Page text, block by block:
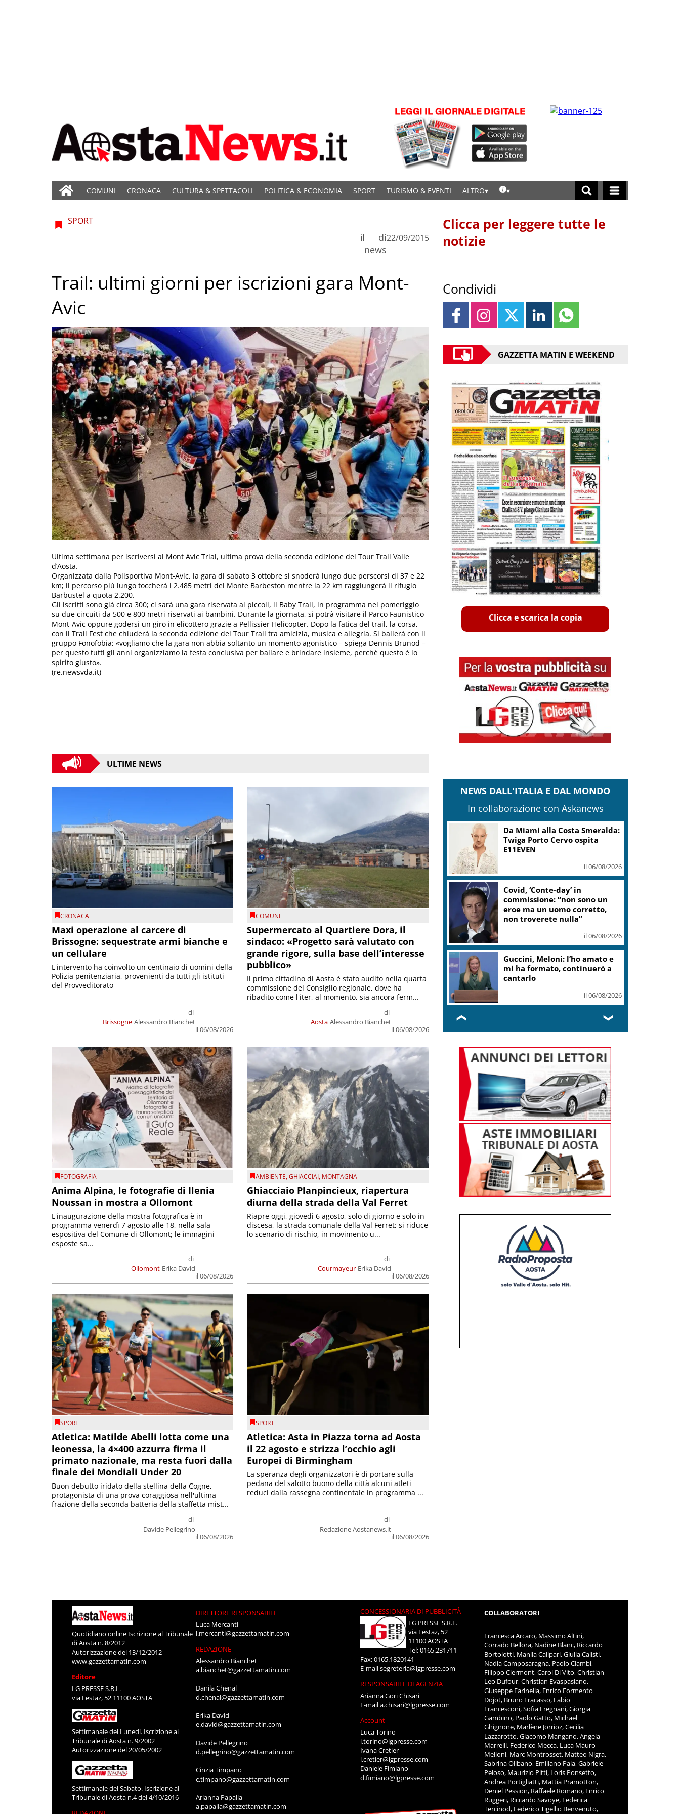
COMUNI CRONACA CULTURA & SPETTACOLI POLITICA & ECONOMIA SPORT TURISMO & EVENTI ALTRO
SPORT
di
news
il 22/09/2015
Trail: ultimi giorni per iscrizioni gara Mont-
Avic
Ultima settimana per iscriversi al Mont Avic Trial, ultima prova della seconda edizione del Tour Trail Valle
d’Aosta.
Organizzata dalla Polisportiva Mont-Avic, la gara di sabato 3 ottobre si snoderà lungo due perscorsi di 37 e 22
km; il percorso più lungo toccherà i 2.485 metri del Monte Barbeston mentre la 22 km raggiungerà il rifugio
Barbustel a quota 2.200.
Gli iscritti sono già circa 300; ci sarà una gara riservata ai piccoli, il Baby Trail, in programma nel pomeriggio
su due circuiti da 500 e 800 metri riservati ai bambini. Durante la giornata, si potrà visitare il Parco Faunistico
Mont-Avic oppure godersi un giro in elicottero grazie a Pellissier Helicopter. Dopo la fatica del trail, la corsa,
con il Trail Fest che chiuderà la seconda edizione del Tour Trail tra amicizia, musica e allegria. Si ballerà con il
gruppo Fonofobia; «vogliamo che la gara non abbia soltanto un momento agonistico – spiega Dennis Brunod –
per questo tutti gli anni organizziamo la festa conclusiva per ballare e brindare insieme, perchè questo è lo
spirito giusto».
(re.newsvda.it)
ULTIME NEWS
CRONACA
Maxi operazione al carcere di
Brissogne: sequestrate armi bianche e
un cellulare
Brissogne
di
Alessandro Bianchet
il 06/08/2026
L'intervento ha coinvolto un centinaio di uomini della
Polizia penitenziaria, provenienti da tutti gli istituti
del Provveditorato
COMUNI
Supermercato al Quartiere Dora, il
sindaco: «Progetto sarà valutato con
grande rigore, sulla base dell’interesse
pubblico»
Aosta
di
Alessandro Bianchet
il 06/08/2026
Il primo cittadino di Aosta è stato audito nella quarta
commissione del Consiglio regionale, dove ha
ribadito come l'iter, al momento, sia ancora ferm...
FOTOGRAFIA
Anima Alpina, le fotografie di Ilenia
Noussan in mostra a Ollomont
Ollomont
di
Erika David
il 06/08/2026
L'inaugurazione della mostra fotografica è in
programma venerdì 7 agosto alle 18, nella sala
espositiva del Comune di Ollomont; le immagini
esposte sa...
AMBIENTE,GHIACCIAI, MONTAGNA
Ghiacciaio Planpincieux, riapertura
diurna della strada della Val Ferret
Courmayeur
di
Erika David
il 06/08/2026
Riapre oggi, giovedì 6 agosto, solo di giorno e solo in
discesa, la strada comunale della Val Ferret; si riduce
lo scenario di rischio, in movimento u...
SPORT
Atletica: Matilde Abelli lotta come una
leonessa, la 4×400 azzurra firma il
primato nazionale, ma resta fuori dalla
finale dei Mondiali Under 20
di
Davide Pellegrino
il 06/08/2026
Buon debutto iridato della stellina della Cogne,
protagonista di una prova coraggiosa nell'ultima
frazione della seconda batteria della staffetta mist...
SPORT
Atletica: Asta in Piazza torna ad Aosta
il 22 agosto e strizza l’occhio agli
Europei di Birmingham
di
Redazione Aostanews.it
il 06/08/2026
La speranza degli organizzatori è di portare sulla
pedana del salotto buono della città alcuni atleti
reduci dalla rassegna continentale in programma ...
Clicca per leggere tutte le
notizie
Condividi
GAZZETTA MATIN E WEEKEND
Clicca e scarica la copia
NEWS DALL'ITALIA E DAL MONDO
In collaborazione con Askanews
Da Miami alla Costa Smeralda:
Twiga Porto Cervo ospita
E11EVEN
il 06/08/2026
Covid, ‘Conte-day’ in
commissione: “non sono un
eroe ma un uomo corretto,
non troverete nulla”
il 06/08/2026
Guccini, Meloni: l’ho amato e
mi ha formato, continuerò a
cantarlo
il 06/08/2026
❮ ❯
Quotidiano online Iscrizione al Tribunale
di Aosta n. 8/2012
Autorizzazione del 13/12/2012
www.gazzettamatin.com
Editore
LG PRESSE S.R.L.
via Festaz, 52 11100 AOSTA
Settimanale del Lunedì. Iscrizione al
Tribunale di Aosta n. 9/2002
Autorizzazione del 20/05/2002
Settimanale del Sabato. Iscrizione al
Tribunale di Aosta n.4 del 4/10/2016
DIRETTORE RESPONSABILE
Luca Mercanti
l.mercanti@gazzettamatin.com
REDAZIONE
Alessandro Bianchet
a.bianchet@gazzettamatin.com
Danila Chenal
d.chenal@gazzettamatin.com
Erika David
e.david@gazzettamatin.com
Davide Pellegrino
d.pellegrino@gazzettamatin.com
Cinzia Timpano
c.timpano@gazzettamatin.com
Arianna Papalia
a.papalia@gazzettamatin.com
CONCESSIONARIA DI PUBBLICITÀ
LG PRESSE S.R.L.
via Festaz, 52
11100 AOSTA
Tel: 0165.231711
Fax: 0165.1820141
E-mailsegreteria@lgpresse.com
RESPONSABILE DI AGENZIA
Arianna Gori Chisari
E-maila.chisari@lgpresse.com
Account
Luca Torino
l.torino@lgpresse.com
Ivana Cretier
i.cretier@lgpresse.com
Daniele Fimiano
d.fimiano@lgpresse.com
COLLABORATORI
Francesca Arcaro, Massimo Altini,
Corrado Bellora, Nadine Blanc, Riccardo
Bortolotti, Manila Calipari, Giulia Calisti,
Nadia Camposaragna, Paolo Ciambi,
Filippo Clermont, Carol Di Vito, Christian
Leo Dufour, Christian Evaspasiano,
Giuseppe Farinella, Enrico Formento
Dojot, Bruno Fracasso, Fabio
Francesconi, Sofia Fregnani, Giorgia
Gambino, Paolo Gatto, Michael
Ghignone, Marlène Jorrioz, Cecilia
Lazzarotto, Giacomo Mangano, Angela
Marrelli, Federico Mecca, Luca Mauro
Melloni, Marc Montrosset, Matteo Nigra,
Sabrina Olibano, Emiliano Pala, Gabriele
Peloso, Maurizio Pitti, Loris Ponsetto,
Andrea Portigliatti, Mattia Pramotton,
Deniel Pession, Raffaele Romano, Enrico
Ruggeri, Riccardo Savoye, Federica
Tercinod, Federico Tigellio Benvenuto,